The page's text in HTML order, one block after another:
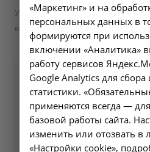
УЗИ щитовидной железы и
в Усолье-Сибирском
Оформите заявку на
мы свяжемся с вами в
ближайшее время и
на все интересующие
вопросы.
«Маркетинг» и на
персональных данных в
формируются при
включении «Аналитика»
работу сервисов
Google Analytics для сбора
статистики.
применяются всегда —
базовой работы сайта.
изменить или отозвать в
«Настройки cookie»,